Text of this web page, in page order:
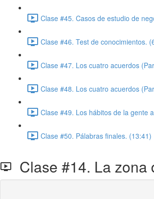
Clase #45. Casos de estudio de
Clase #46. Test de conocimientos.
Clase #47. Los cuatro acuerdos
Clase #48. Los cuatro acuerdos
Clase #49. Los hábitos de la gente
Clase #50. Pálabras finales. (13:41)
Clase #14. La zona